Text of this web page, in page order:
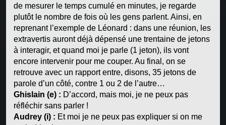
de mesurer le temps cumulé en minutes, je regarde
plutôt le nombre de fois où les gens parlent. Ainsi, en
reprenant l’exemple de Léonard : dans une réunion, les
extravertis auront déjà dépensé une trentaine de jetons
à interagir, et quand moi je parle (1 jeton), ils vont
encore intervenir pour me couper. Au final, on se
retrouve avec un rapport entre, disons, 35 jetons de
parole d’un côté, contre 1 ou 2 de l’autre…
Ghislain (e) : D’accord, mais moi, je ne peux pas
réfléchir sans parler !
Audrey (i) : Et moi je ne peux pas expliquer si on me